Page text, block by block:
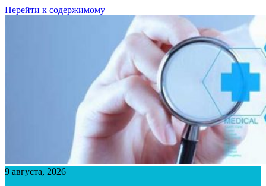
Перейти к содержимому
9 августа, 2026